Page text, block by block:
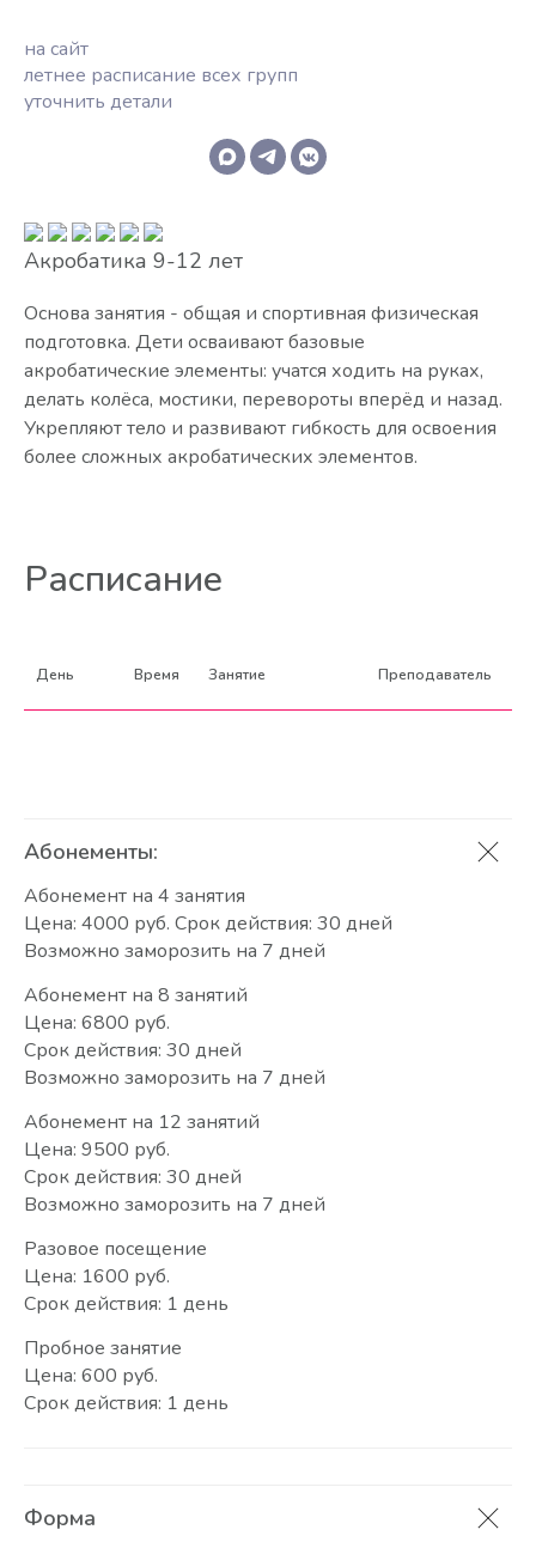
на сайт
летнее расписание всех групп
уточнить детали
Акробатика 9-12 лет
Основа занятия - общая и спортивная физическая
подготовка. Дети осваивают базовые
акробатические элементы: учатся ходить на руках,
делать колёса, мостики, перевороты вперёд и назад.
Укрепляют тело и развивают гибкость для освоения
более сложных акробатических элементов.
Расписание
День Время Занятие Преподаватель
Абонементы:
Абонемент на 4 занятия
Цена: 4000 руб. Срок действия: 30 дней
Возможно заморозить на 7 дней
Абонемент на 8 занятий
Цена: 6800 руб.
Срок действия: 30 дней
Возможно заморозить на 7 дней
Абонемент на 12 занятий
Цена: 9500 руб.
Срок действия: 30 дней
Возможно заморозить на 7 дней
Разовое посещение
Цена: 1600 руб.
Срок действия: 1 день
Пробное занятие
Цена: 600 руб.
Срок действия: 1 день
Форма